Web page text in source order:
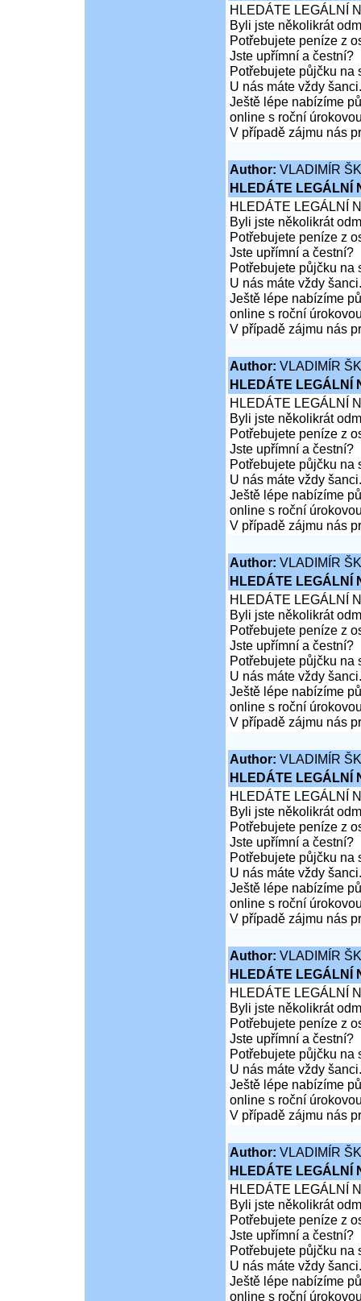
HLEDÁTE LEGÁLNÍ
Byli jste několikrát
Potřebujete peníze z
Jste upřímní a čestní?
Potřebujete půjčku na
U nás máte vždy šanci.
Ještě lépe nabízíme
online s roční
V případě zájmu nás
Author: VLADIMÍR
HLEDÁTE LEGÁLNÍ
HLEDÁTE LEGÁLNÍ
Byli jste několikrát
Potřebujete peníze z
Jste upřímní a čestní?
Potřebujete půjčku na
U nás máte vždy šanci.
Ještě lépe nabízíme
online s roční
V případě zájmu nás
Author: VLADIMÍR
HLEDÁTE LEGÁLNÍ
HLEDÁTE LEGÁLNÍ
Byli jste několikrát
Potřebujete peníze z
Jste upřímní a čestní?
Potřebujete půjčku na
U nás máte vždy šanci.
Ještě lépe nabízíme
online s roční
V případě zájmu nás
Author: VLADIMÍR
HLEDÁTE LEGÁLNÍ
HLEDÁTE LEGÁLNÍ
Byli jste několikrát
Potřebujete peníze z
Jste upřímní a čestní?
Potřebujete půjčku na
U nás máte vždy šanci.
Ještě lépe nabízíme
online s roční
V případě zájmu nás
Author: VLADIMÍR
HLEDÁTE LEGÁLNÍ
HLEDÁTE LEGÁLNÍ
Byli jste několikrát
Potřebujete peníze z
Jste upřímní a čestní?
Potřebujete půjčku na
U nás máte vždy šanci.
Ještě lépe nabízíme
online s roční
V případě zájmu nás
Author: VLADIMÍR
HLEDÁTE LEGÁLNÍ
HLEDÁTE LEGÁLNÍ
Byli jste několikrát
Potřebujete peníze z
Jste upřímní a čestní?
Potřebujete půjčku na
U nás máte vždy šanci.
Ještě lépe nabízíme
online s roční
V případě zájmu nás
Author: VLADIMÍR
HLEDÁTE LEGÁLNÍ
HLEDÁTE LEGÁLNÍ
Byli jste několikrát
Potřebujete peníze z
Jste upřímní a čestní?
Potřebujete půjčku na
U nás máte vždy šanci.
Ještě lépe nabízíme
online s roční